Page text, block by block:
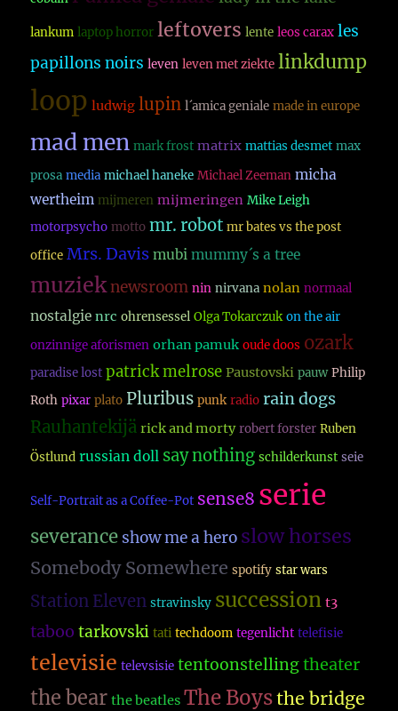
lankum laptop horror leftovers lente leos carax les
papillons noirs leven leven met ziekte linkdump
loop ludwig lupin l´amica geniale made in europe
mad men mark frost matrix mattias desmet max
prosa media michael haneke Michael Zeeman micha
wertheim mijmeren mijmeringen Mike Leigh
motorpsycho motto mr. robot mr bates vs the post
office Mrs. Davis mubi mummy´s a tree
muzieknewsroom nin nirvana nolan normaal
nostalgie nrc ohrensessel Olga Tokarczuk on the air
onzinnige aforismen orhan pamuk oude doos ozark
paradise lost patrick melrose Paustovski pauw Philip
Roth pixar plato Pluribus punk radio rain dogs
Rauhantekijä rick and morty robert forster Ruben
Östlund russian doll say nothing schilderkunst seie
Self-Portrait as a Coffee-Pot sense8 serie
severance show me a hero slow horses
Somebody Somewhere spotify star wars
Station Eleven stravinsky succession t3
taboo tarkovski tati techdoom tegenlicht telefisie
televisie televsisie tentoonstelling theater
the bear the beatles The Boysthe bridge